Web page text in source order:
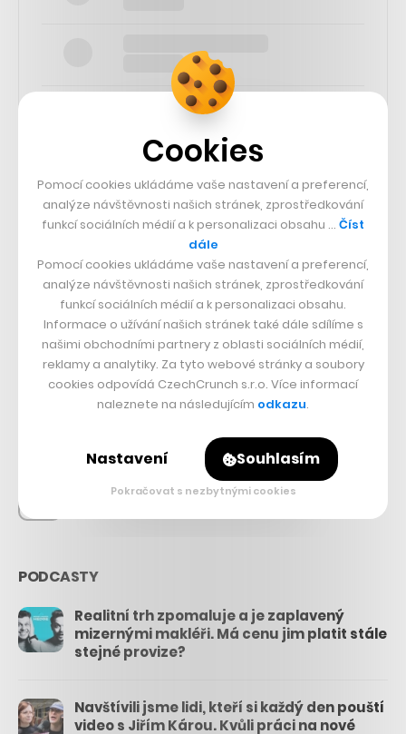
SLEDUJTE NÁS
73k
25k
56.4k
PODCASTY
Realitní trh zpomaluje a je zaplavený
mizernými makléři. Má cenu jim platit stále
stejné provize?
Navštívili jsme lidi, kteří si každý den pouští
video s Jiřím Károu. Kvůli práci na nové
Cookies
Pomocí cookies ukládáme vaše nastavení a preferencí,
analýze návštěvnosti našich stránek, zprostředkování
funkcí sociálních médií a k personalizaci obsahu … Číst
dále
Pomocí cookies ukládáme vaše nastavení a preferencí,
analýze návštěvnosti našich stránek, zprostředkování
funkcí sociálních médií a k personalizaci obsahu.
Informace o užívání našich stránek také dále sdílíme s
našimi obchodními partnery z oblasti sociálních médií,
reklamy a analytiky. Za tyto webové stránky a soubory
cookies odpovídá CzechCrunch s.r.o. Více informací
naleznete na následujícím odkazu.
Nastavení Souhlasím
Pokračovat s nezbytnými cookies